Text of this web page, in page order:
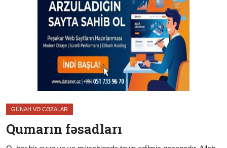
Ana Səhifə
Sual-Cavab
Qurani Kərim
Ünsiyyət (ÇAT)
Məqalələr
GÜNAH VƏ CƏZALAR
Qumarın fəsadları